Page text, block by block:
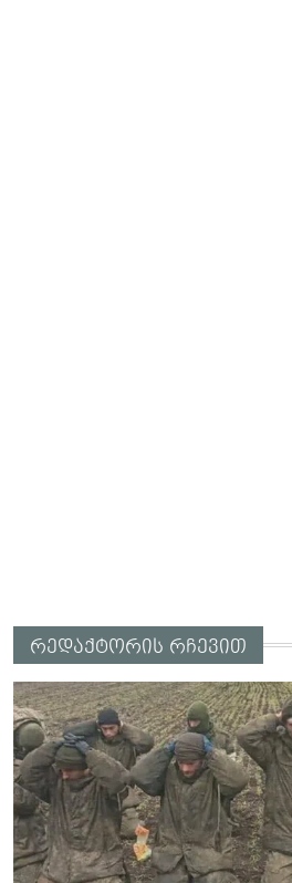
რედაქტორის რჩევით